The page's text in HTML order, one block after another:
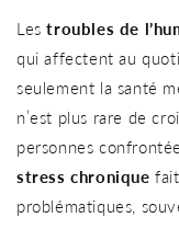
Lestroubles de
qui affectent au
seulement la santé
n’est plus rare de
personnes
stress chronique
problématiques,